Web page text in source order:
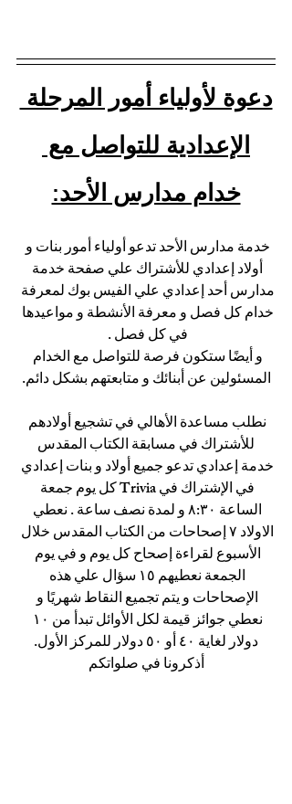
دعوة لأولياء أمور المرحلة
الإعدادية للتواصل مع
خدام مدارس الأحد:
خدمة مدارس الأحد تدعو أولياء أمور بنات و
أولاد إعدادي للأشتراك علي صفحة خدمة
مدارس أحد إعدادي علي الفيس بوك لمعرفة
خدام كل فصل و معرفة الأنشطة و مواعيدها
في كل فصل .
و أيضًا ستكون فرصة للتواصل مع الخدام
المسئولين عن أبنائك و متابعتهم بشكل دائم.
نطلب مساعدة الأهالي في تشجيع أولادهم
للأشتراك في مسابقة الكتاب المقدس
خدمة إعدادي تدعو جميع أولاد و بنات إعدادي
في الإشتراك في Trivia كل يوم جمعة
الساعة ٨:٣٠ و لمدة نصف ساعة . نعطي
الاولاد ٧ إصحاحات من الكتاب المقدس خلال
الأسبوع لقراءة إصحاح كل يوم و في يوم
الجمعة نعطيهم ١٥ سؤال علي هذه
الإصحاحات و يتم تجميع النقاط شهريًا و
دولار لغاية ٤٠ أو ٥٠ دولار للمركز الأول.
أذكرونا في صلواتكم